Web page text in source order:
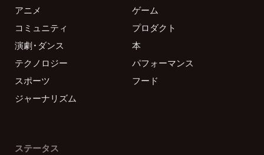
アニメ
ゲーム
コミュニティ
プロダクト
演劇・ダンス
本
テクノロジー
パフォーマンス
スポーツ
フード
ジャーナリズム
ステータス